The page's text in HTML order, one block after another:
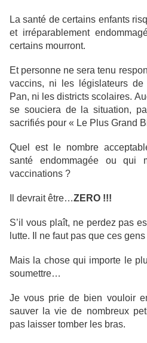
La santé de certains enfants
et irréparablement
certains mourront.
Et personne ne sera tenu
vaccins, ni les législateurs
Pan, ni les districts scolaires.
se souciera de la situation,
sacrifiés pour « Le Plus Grand
Quel est le nombre
santé endommagée ou qui
vaccinations ?
Il devrait être…ZERO !!!
S’il vous plaît, ne perdez pas
lutte. Il ne faut pas que ces gens
Mais la chose qui importe le
soumettre…
Je vous prie de bien vouloir
sauver la vie de nombreux
pas laisser tomber les bras.